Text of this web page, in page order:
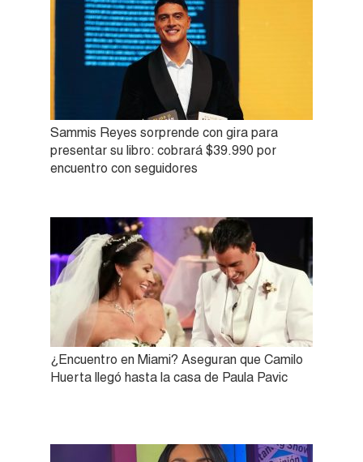
Sammis Reyes sorprende con gira para
presentar su libro: cobrará $39.990 por
encuentro con seguidores
¿Encuentro en Miami? Aseguran que Camilo
Huerta llegó hasta la casa de Paula Pavic